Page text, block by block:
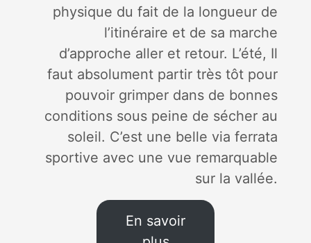
physique du fait de la longueur de
l’itinéraire et de sa marche
d’approche aller et retour. L’été, Il
faut absolument partir très tôt pour
pouvoir grimper dans de bonnes
conditions sous peine de sécher au
soleil. C’est une belle via ferrata
sportive avec une vue remarquable
sur la vallée.
En savoir